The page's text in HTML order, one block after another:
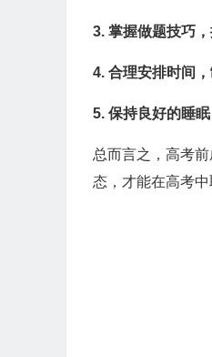
3. 掌握做题技巧，
4. 合理安排时间
5. 保持良好的睡眠
总而言之，高考
态，才能在高考中